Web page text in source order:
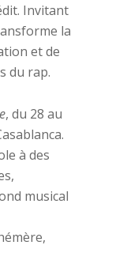
Invitant
la
et de
du rap.
, du 28 au
à des
musical